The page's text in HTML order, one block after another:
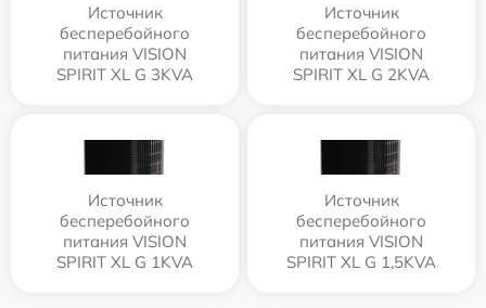
Источник
бесперебойного
питания VISION
SPIRIT XL G 3KVA
Источник
бесперебойного
питания VISION
SPIRIT XL G 2KVA
Источник
бесперебойного
питания VISION
SPIRIT XL G 1KVA
Источник
бесперебойного
питания VISION
SPIRIT XL G 1,5KVA